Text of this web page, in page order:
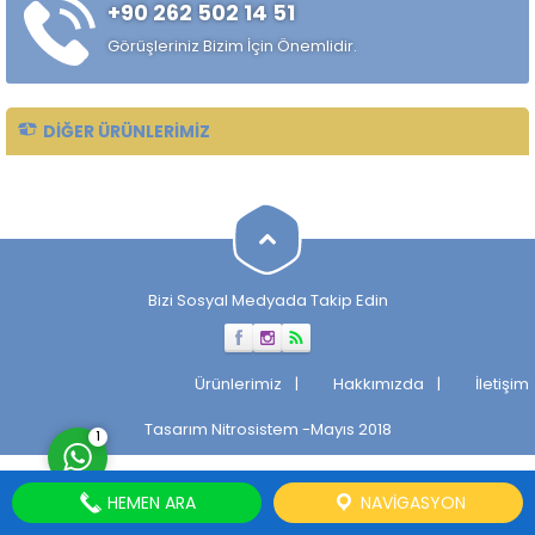
Taşlanmış mil, makinelerin
verimli ve sorunsuz
çalışmasını sağlayan önemli
bir parçadır. Taşlanmış Milin
Tarihçesi...
+90 262 502 14 51
Görüşleriniz Bizim İçin Önemlidir.
DIĞER ÜRÜNLERIMIZ
Bizi Sosyal Medyada Takip Edin
Ürünlerimiz Hakkımızda
İletişim
Tasarım Nitrosistem -Mayıs 2018
Cevap Yaz
1
HEMEN ARA NAVIGASYON